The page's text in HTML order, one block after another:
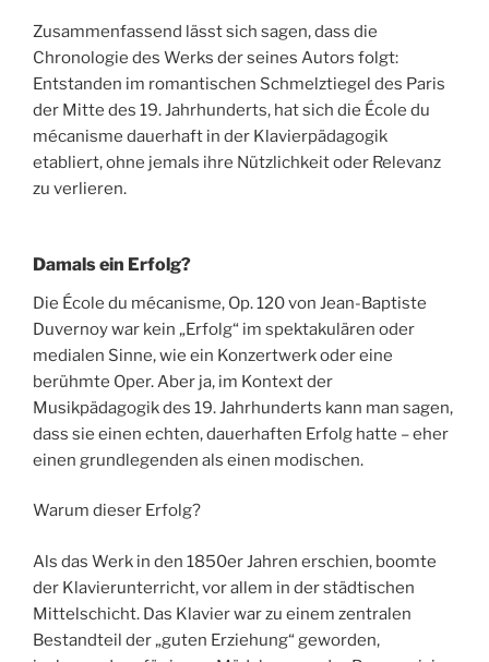
Zusammenfassend lässt sich sagen, dass die
Chronologie des Werks der seines Autors folgt:
Entstanden im romantischen Schmelztiegel des Paris
der Mitte des 19. Jahrhunderts, hat sich die École du
mécanisme dauerhaft in der Klavierpädagogik
etabliert, ohne jemals ihre Nützlichkeit oder Relevanz
zu verlieren.
Damals ein Erfolg?
Die École du mécanisme, Op. 120 von Jean-Baptiste
Duvernoy war kein „Erfolg“ im spektakulären oder
medialen Sinne, wie ein Konzertwerk oder eine
berühmte Oper. Aber ja, im Kontext der
Musikpädagogik des 19. Jahrhunderts kann man sagen,
dass sie einen echten, dauerhaften Erfolg hatte – eher
einen grundlegenden als einen modischen.
Warum dieser Erfolg?
Als das Werk in den 1850er Jahren erschien, boomte
der Klavierunterricht, vor allem in der städtischen
Mittelschicht. Das Klavier war zu einem zentralen
Bestandteil der „guten Erziehung“ geworden,